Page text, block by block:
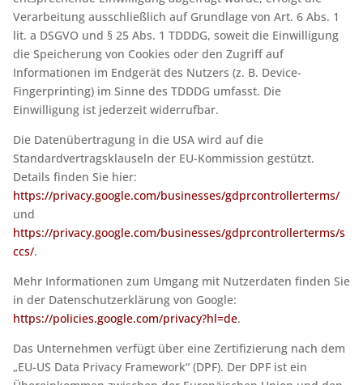
Verarbeitung ausschließlich auf Grundlage von Art. 6 Abs. 1
lit. a DSGVO und § 25 Abs. 1 TDDDG, soweit die Einwilligung
die Speicherung von Cookies oder den Zugriff auf
Informationen im Endgerät des Nutzers (z. B. Device-
Fingerprinting) im Sinne des TDDDG umfasst. Die
Einwilligung ist jederzeit widerrufbar.
Die Datenübertragung in die USA wird auf die
Standardvertragsklauseln der EU-Kommission gestützt.
Details finden Sie hier:
https://privacy.google.com/businesses/gdprcontrollerterms/
und
https://privacy.google.com/businesses/gdprcontrollerterms/s
ccs/.
Mehr Informationen zum Umgang mit Nutzerdaten finden Sie
in der Datenschutzerklärung von Google:
https://policies.google.com/privacy?hl=de.
Das Unternehmen verfügt über eine Zertifizierung nach dem
„EU-US Data Privacy Framework“ (DPF). Der DPF ist ein